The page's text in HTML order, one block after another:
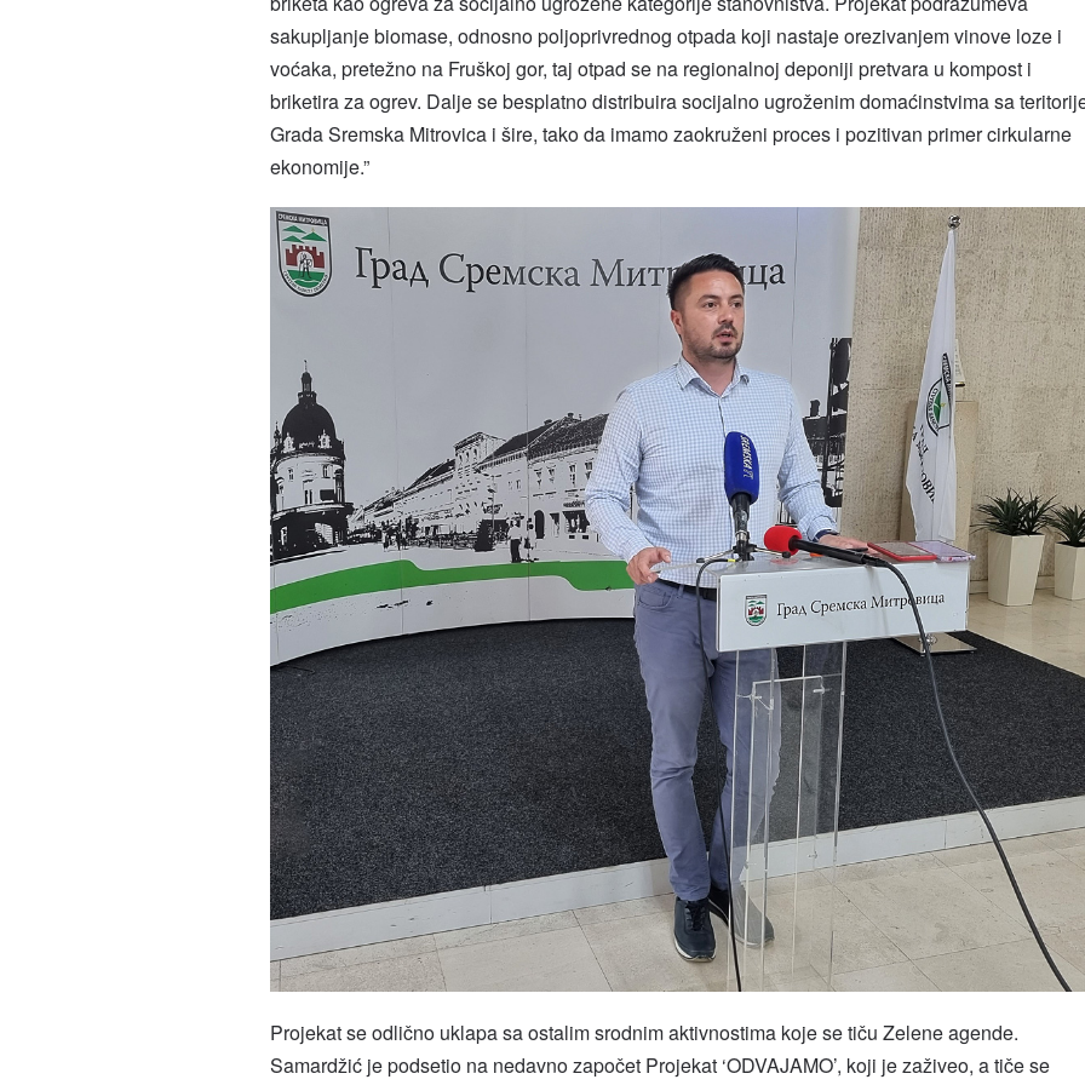
sakupljanje biomase, odnosno poljoprivrednog otpada koji nastaje orezivanjem vinove loze i
voćaka, pretežno na Fruškoj gor, taj otpad se na regionalnoj deponiji pretvara u kompost i
briketira za ogrev. Dalje se besplatno distribuira socijalno ugroženim domaćinstvima sa
Grada Sremska Mitrovica i šire, tako da imamo zaokruženi proces i pozitivan primer cirkularne
ekonomije.”
Projekat se odlično uklapa sa ostalim srodnim aktivnostima koje se tiču Zelene agende.
Samardžić je podsetio na nedavno započet Projekat ‘ODVAJAMO’, koji je zaživeo, a tiče se